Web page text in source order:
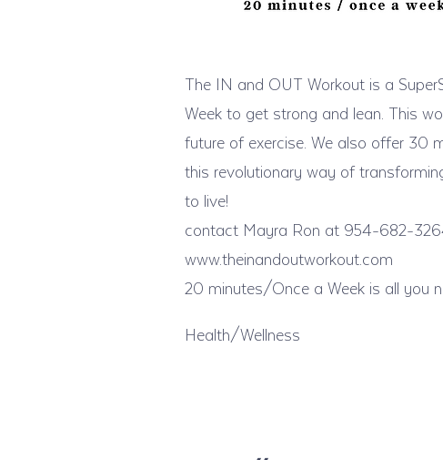
The IN and OUT Workout is a
Week to get strong and lean. This
future of exercise. We also offer 30
this revolutionary way of
to live!
contact Mayra Ron at 954-682-
www.theinandoutworkout.com
20 minutes/Once a Week is all you
Health/Wellness